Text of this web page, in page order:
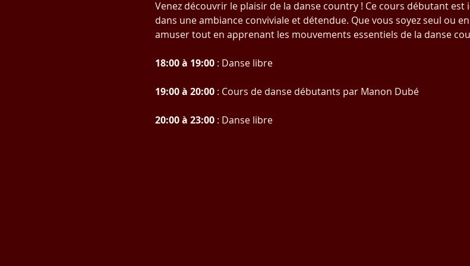
Venez découvrir le plaisir de la danse country ! Ce cours débutant
dans une ambiance conviviale et détendue. Que vous soyez seul ou
amuser tout en apprenant les mouvements essentiels de la danse
18:00 à 19:00 : Danse libre
19:00 à 20:00 : Cours de danse débutants par Manon Dubé
20:00 à 23:00 : Danse libre